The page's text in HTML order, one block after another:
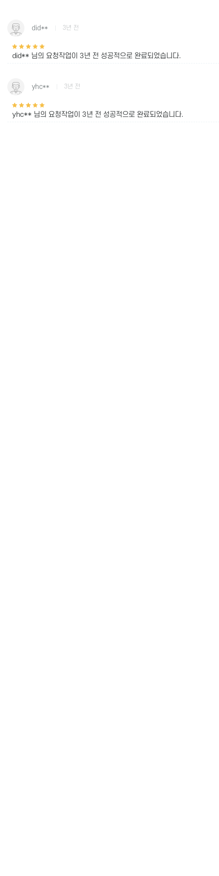
did** 3년 전
did** 님의 요청작업이 3년 전 성공적으로 완료되었습니다.
yhc** 3년 전
yhc** 님의 요청작업이 3년 전 성공적으로 완료되었습니다.